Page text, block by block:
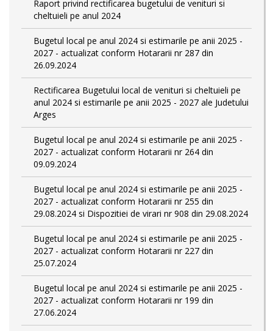
Raport privind rectificarea bugetului de venituri si
cheltuieli pe anul 2024
Bugetul local pe anul 2024 si estimarile pe anii 2025 -
2027 - actualizat conform Hotararii nr 287 din
26.09.2024
Rectificarea Bugetului local de venituri si cheltuieli pe
anul 2024 si estimarile pe anii 2025 - 2027 ale Judetului
Arges
Bugetul local pe anul 2024 si estimarile pe anii 2025 -
2027 - actualizat conform Hotararii nr 264 din
09.09.2024
Bugetul local pe anul 2024 si estimarile pe anii 2025 -
2027 - actualizat conform Hotararii nr 255 din
29.08.2024 si Dispozitiei de virari nr 908 din 29.08.2024
Bugetul local pe anul 2024 si estimarile pe anii 2025 -
2027 - actualizat conform Hotararii nr 227 din
25.07.2024
Bugetul local pe anul 2024 si estimarile pe anii 2025 -
2027 - actualizat conform Hotararii nr 199 din
27.06.2024